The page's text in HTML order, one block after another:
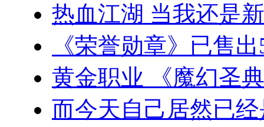
热血江湖 当我还是
《荣誉勋章》已售
黄金职业 《魔幻圣
而今天自己居然已